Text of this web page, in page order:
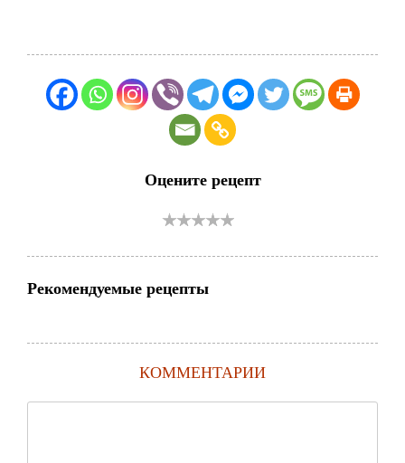
Оцените рецепт
Рекомендуемые рецепты
КОММЕНТАРИИ